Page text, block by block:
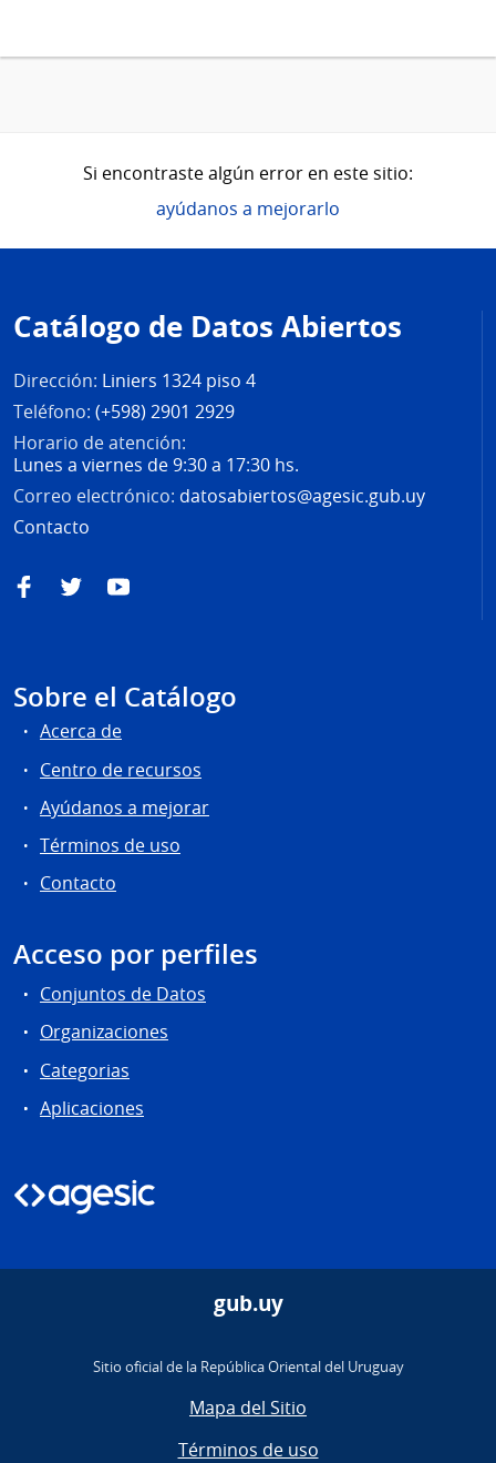
Si encontraste algún error en este sitio:
ayúdanos a mejorarlo
de
página
Catálogo de Datos Abiertos
Dirección: Liniers 1324 piso 4
Teléfono: (+598) 2901 2929
Horario de atención:
Lunes a viernes de 9:30 a 17:30 hs.
Correo electrónico: datosabiertos@agesic.gub.uy
Contacto
FacebookTwitterYouTube
Sobre el Catálogo
Acerca de
Centro de recursos
Ayúdanos a mejorar
Términos de uso
Contacto
Acceso por perfiles
Conjuntos de Datos
Organizaciones
Categorias
Aplicaciones
gub.uy
Sitio oficial de la República Oriental del Uruguay
Mapa del Sitio
Términos de uso